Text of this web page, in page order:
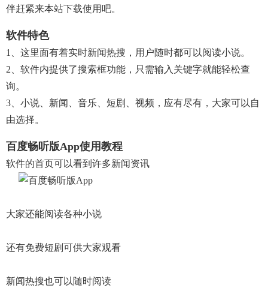
伴赶紧来本站下载使用吧。
软件特色
1、这里面有着实时新闻热搜，用户随时都可以阅读小说。
2、软件内提供了搜索框功能，只需输入关键字就能轻松查
询。
3、小说、新闻、音乐、短剧、视频，应有尽有，大家可以自
由选择。
百度畅听版app使用教程
软件的首页可以看到许多新闻资讯
大家还能阅读各种小说
还有免费短剧可供大家观看
新闻热搜也可以随时阅读